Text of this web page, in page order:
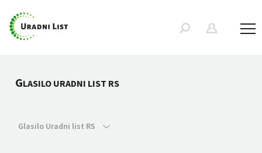
GLASILO URADNI LIST RS
Glasilo Uradni list RS